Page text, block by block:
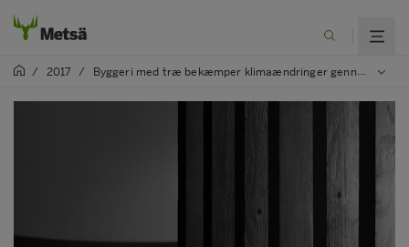
/ 2017 / Byggeri med træ bekæmper klimaændringer gennem CO 2 -oplagring